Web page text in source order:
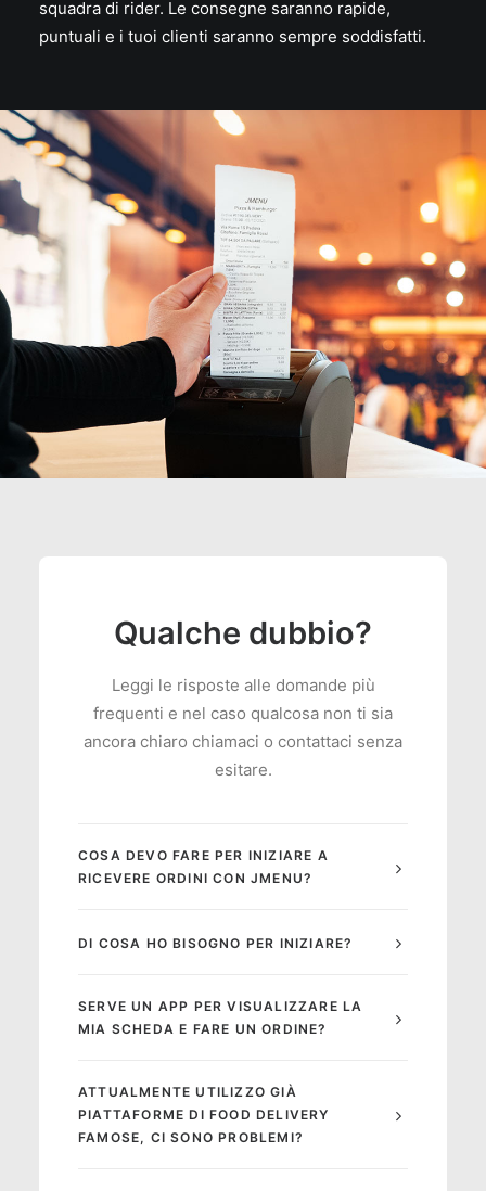
squadra di rider. Le consegne saranno rapide,
puntuali e i tuoi clienti saranno sempre soddisfatti.
Qualche dubbio?
Leggi le risposte alle domande più
frequenti e nel caso qualcosa non ti sia
ancora chiaro chiamaci o contattaci senza
esitare.
COSA DEVO FARE PER INIZIARE A
RICEVERE ORDINI CON JMENU?
DI COSA HO BISOGNO PER INIZIARE?
SERVE UN APP PER VISUALIZZARE LA
MIA SCHEDA E FARE UN ORDINE?
ATTUALMENTE UTILIZZO GIÀ
PIATTAFORME DI FOOD DELIVERY
FAMOSE, CI SONO PROBLEMI?